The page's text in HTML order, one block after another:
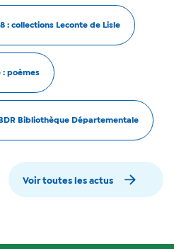
: collections Leconte de Lisle
: poèmes
Bibliothèque Départementale
Voir toutes les actus